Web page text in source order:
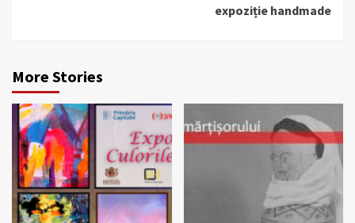
expoziție handmade
More Stories